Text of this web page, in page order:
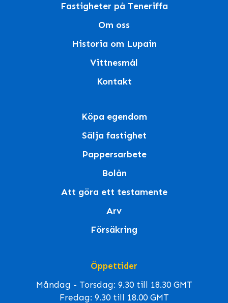
Fastigheter på Teneriffa
Om oss
Historia om Lupain
Vittnesmål
Kontakt
Köpa egendom
Sälja fastighet
Pappersarbete
Bolån
Att göra ett testamente
Arv
Försäkring
Öppettider
Måndag - Torsdag: 9.30 till 18.30 GMT
Fredag: 9.30 till 18.00 GMT